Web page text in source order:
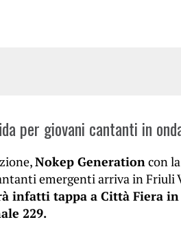
per giovani cantanti in
Nokep Generationcon
emergenti arriva in Friuli
infatti tappa a Città Fiera
229.